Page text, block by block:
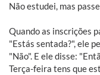
Não estudei, mas
Quando as inscrições
"Estás sentada?", ele
"Não". E ele disse:
Terça-feira tens que